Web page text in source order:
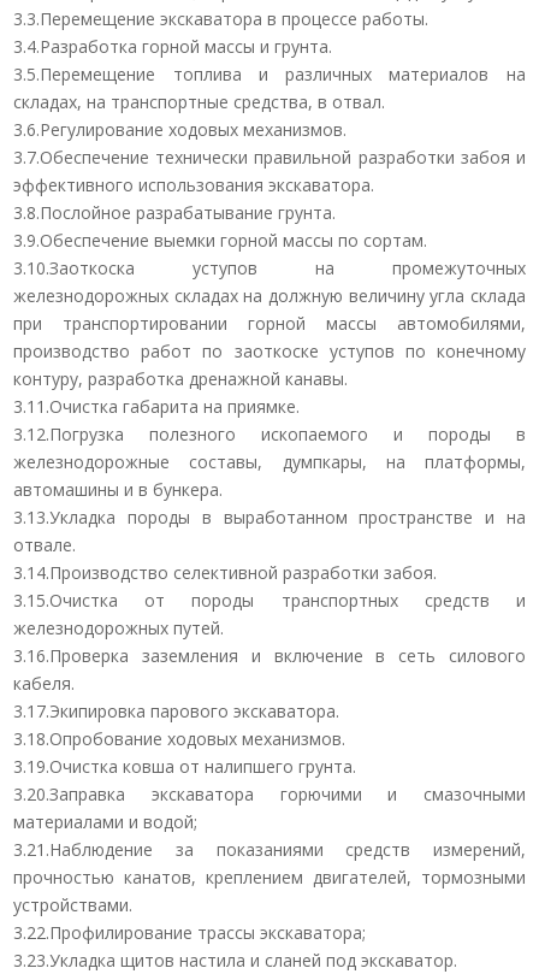
3.3.Перемещение экскаватора в процессе работы.
3.4.Разработка горной массы и грунта.
3.5.Перемещение топлива и различных материалов на
складах, на транспортные средства, в отвал.
3.6.Регулирование ходовых механизмов.
3.7.Обеспечение технически правильной разработки забоя и
эффективного использования экскаватора.
3.8.Послойное разрабатывание грунта.
3.9.Обеспечение выемки горной массы по сортам.
3.10.Заоткоска уступов на промежуточных
железнодорожных складах на должную величину угла склада
при транспортировании горной массы автомобилями,
производство работ по заоткоске уступов по конечному
контуру, разработка дренажной канавы.
3.11.Очистка габарита на приямке.
3.12.Погрузка полезного ископаемого и породы в
железнодорожные составы, думпкары, на платформы,
автомашины и в бункера.
3.13.Укладка породы в выработанном пространстве и на
отвале.
3.14.Производство селективной разработки забоя.
3.15.Очистка от породы транспортных средств и
железнодорожных путей.
3.16.Проверка заземления и включение в сеть силового
кабеля.
3.17.Экипировка парового экскаватора.
3.18.Опробование ходовых механизмов.
3.19.Очистка ковша от налипшего грунта.
3.20.Заправка экскаватора горючими и смазочными
материалами и водой;
3.21.Наблюдение за показаниями средств измерений,
прочностью канатов, креплением двигателей, тормозными
устройствами.
3.22.Профилирование трассы экскаватора;
3.23.Укладка щитов настила и сланей под экскаватор.